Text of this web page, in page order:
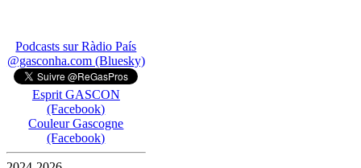
Podcasts sur Ràdio País
@gasconha.com (Bluesky)
Esprit GASCON
(Facebook)
Couleur Gascogne
(Facebook)